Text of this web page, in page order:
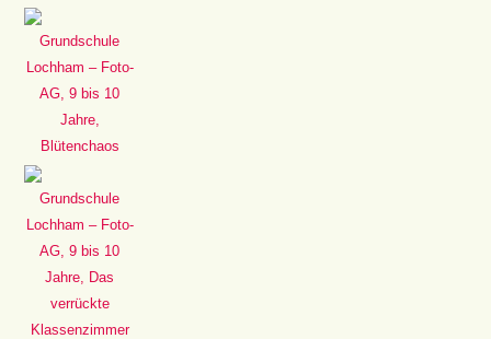
Grundschule
Lochham – Foto-
AG, 9 bis 10
Jahre,
Blütenchaos
Grundschule
Lochham – Foto-
AG, 9 bis 10
Jahre, Das
verrückte
Klassenzimmer